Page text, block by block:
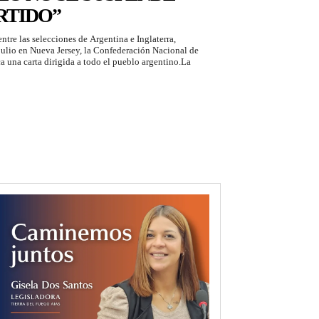
las selecciones de Argentina e Inglaterra,
en Nueva Jersey, la Confederación Nacional de
una carta dirigida a todo el pueblo argentino.La